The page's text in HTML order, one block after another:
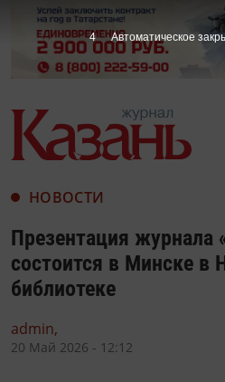
НОВОСТИ
Презентация журнала
состоится в Минске в
библиотеке
admin,
20 Май 2026 - 12:12
2 Автоматическое